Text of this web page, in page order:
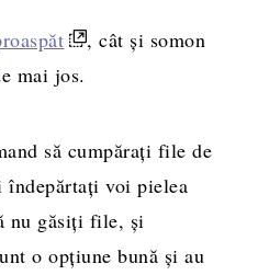
, cât și somon
mai jos.
să cumpărați file de
îndepărtați voi pielea
nu găsiți file, și
o opțiune bună și au